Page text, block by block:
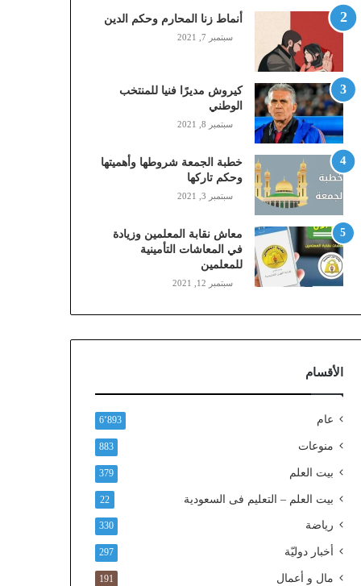
,
م
ا
ي
ل
ي
،
ز
ي
ن
)
ع
ب
ر
ا
ن
ذ
و
ن
ي
ل
م
ح
أنماط زنا المحارم وحكم الدين
سبتمبر 7, 2021
كيروش مديرًا فنيا للمنتخب
الوطني
سبتمبر 8, 2021
خطبة الجمعة شروطها وأهميتها
وحكم تاركها
سبتمبر 3, 2021
معاش نقابة المعلمين وزيادة
في المعاشات التأمينية
للمعلمين
سبتمبر 12, 2021
الأقسام
عام 6٬893
منوعات 883
بيت العلم 379
بيت العلم – التعليم فى السعودية 22
رياضة 330
أخبار دوليّة 297
مال و أعمال 191